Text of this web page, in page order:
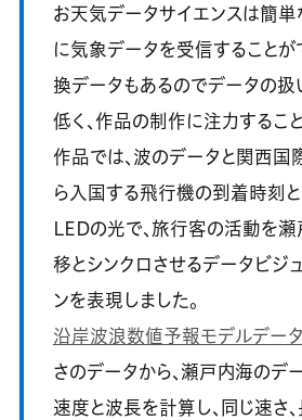
お天気データサイエンスは簡
に気象データを受信することが
換データもあるのでデータの扱
低く、作品の制作に注力するこ
作品では、波のデータと関西
ら入国する飛行機の到着時刻
LEDの光で、旅行客の活動を
移とシンクロさせるデータビジ
ンを表現しました。
沿岸波浪数値予報モデルデータ
さのデータから、瀬戸内海のデ
速度と波長を計算し、同じ速さ